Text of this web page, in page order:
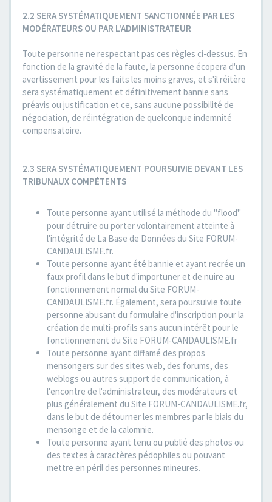
2.2 SERA SYSTÉMATIQUEMENT SANCTIONNÉE PAR LES
MODÉRATEURS OU PAR L'ADMINISTRATEUR
Toute personne ne respectant pas ces règles ci-dessus. En
fonction de la gravité de la faute, la personne écopera d'un
avertissement pour les faits les moins graves, et s'il réitère
sera systématiquement et définitivement bannie sans
préavis ou justification et ce, sans aucune possibilité de
négociation, de réintégration de quelconque indemnité
compensatoire.
2.3 SERA SYSTÉMATIQUEMENT POURSUIVIE DEVANT LES
TRIBUNAUX COMPÉTENTS
Toute personne ayant utilisé la méthode du "flood"
pour détruire ou porter volontairement atteinte à
l'intégrité de La Base de Données du Site FORUM-
CANDAULISME.fr.
Toute personne ayant été bannie et ayant recrée un
faux profil dans le but d'importuner et de nuire au
fonctionnement normal du Site FORUM-
CANDAULISME.fr. Également, sera poursuivie toute
personne abusant du formulaire d'inscription pour la
création de multi-profils sans aucun intérêt pour le
fonctionnement du Site FORUM-CANDAULISME.fr
Toute personne ayant diffamé des propos
mensongers sur des sites web, des forums, des
weblogs ou autres support de communication, à
l'encontre de l'administrateur, des modérateurs et
plus généralement du Site FORUM-CANDAULISME.fr,
dans le but de détourner les membres par le biais du
mensonge et de la calomnie.
Toute personne ayant tenu ou publié des photos ou
des textes à caractères pédophiles ou pouvant
mettre en péril des personnes mineures.